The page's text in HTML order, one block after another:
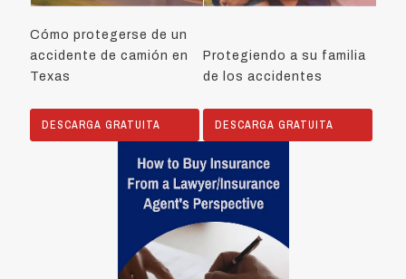
Cómo protegerse de un
accidente de camión en
Texas
DESCARGA GRATUITA
Protegiendo a su familia
de los accidentes
DESCARGA GRATUITA